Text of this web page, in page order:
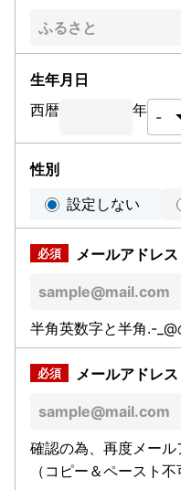
生年月日
西暦
年
性別
設定しない
メールアドレス
半角英数字と半角.-
メールアドレス
確認の為、再度メー
（コピー＆ペースト不